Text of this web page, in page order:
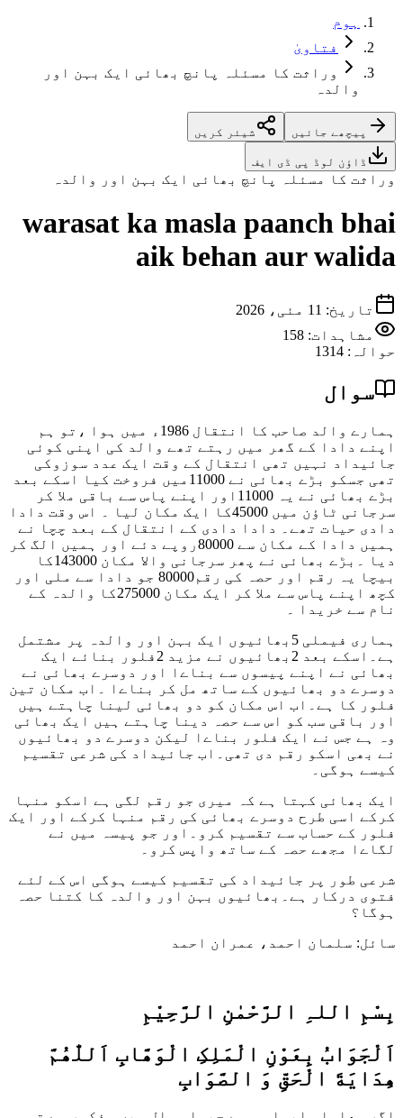
ہوم
فتاویٰ
وراثت کا مسئلہ پانچ بھائی ایک بہن اور
والدہ
پیچھے جائیں شیئر کریں
ڈاؤن لوڈ پی ڈی ایف
وراثت کا مسئلہ پانچ بھائی ایک بہن اور والدہ
warasat ka masla paanch bhai
aik behan aur walida
تاریخ: 11 مئی، 2026
مشاہدات: 158
حوالہ :
1314
سوال
ہمارے والد صاحب کا انتقال 1986ء میں ہوا ،تو ہم
اپنے دادا کے گھر میں رہتے تھے والد کی اپنی کوئی
جائیداد نہیں تھی انتقال کے وقت ایک عدد سوزوکی
تھی جسکو بڑے بھائی نے 11000میں فروخت کیا اسکے بعد
بڑے بھائی نے یہ 11000اور اپنے پاس سے باقی ملا کر
سرجانی ٹاؤن میں 45000کا ایک مکان لیا ۔ اس وقت دادا
دادی حیات تھے۔ دادا دادی کے انتقال کے بعد چچا نے
ہمیں دادا کے مکان سے 80000روپے دئے اور ہمیں الگ کر
دیا ۔بڑے بھائی نے پھر سرجانی والا مکان 143000کا
بیچا یہ رقم اور حصہ کی رقم80000 جو دادا سے ملی اور
کچھ اپنے پاس سے ملا کر ایک مکان 275000کا والدہ کے
نام سے خریدا ۔
ہماری فیملی 5بھائیوں ایک بہن اور والدہ پر مشتمل
ہے۔اسکے بعد 2بھائیوں نے مزید 2فلور بنائے ایک
بھائی نے اپنے پیسوں سے بناےا اور دوسرے بھائی نے
دوسرے دو بھائیوں کے ساتھ مل کر بناےا ۔اب مکان تین
فلور کا ہے۔اب اس مکان کو دو بھائی لینا چاہتے ہیں
اور باقی سب کو اس سے حصہ دینا چاہتے ہیں ایک بھائی
وہ ہے جس نے ایک فلور بناےا لیکن دوسرے دو بھائیوں
نے بھی اسکو رقم دی تھی۔اب جائیداد کی شرعی تقسیم
کیسے ہوگی۔
ایک بھائی کہتا ہے کہ میری جو رقم لگی ہے اسکو منہا
کرکے اسی طرح دوسرے بھائی کی رقم منہا کرکے اور ایک
فلور کے حساب سے تقسیم کرو۔اور جو پیسہ میں نے
لگاےا مجھے حصہ کے ساتھ واپس کرو۔
شرعی طور پر جائیداد کی تقسیم کیسے ہوگی اس کے لئے
فتوی درکار ہے۔بھائیوں بہن اور والدہ کا کتنا حصہ
ہوگا؟
سائل: سلمان احمد، عمران احمد
بِسْمِ اللہِ الرَّحْمٰنِ الرَّحِيْمِ
اَلْجَوَابُ بِعَوْنِ الْمَلِکِ الْوَھَّابِ اَللّٰھُمَّ
ھِدَايَةَ الْحَقِّ وَ الصَّوَابِ